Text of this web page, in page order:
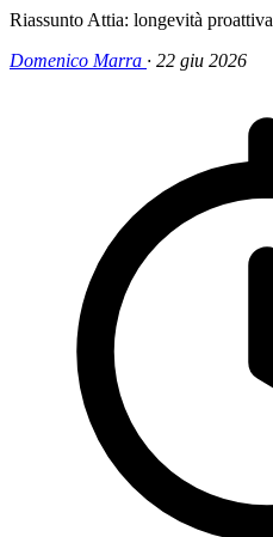
Riassunto Attia: longevità
Domenico Marra · 22 giu 2026